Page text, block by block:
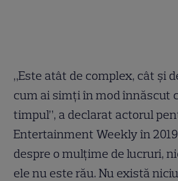
„Este atât de complex, cât și
cum ai simți în mod înnăscut
timpul”, a declarat actorul
Entertainment Weekly în
despre o mulțime de lucruri,
ele nu este rău. Nu există